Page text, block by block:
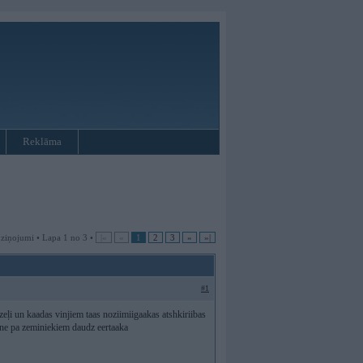
Reklāma
• Lapa 1 no 3 • |« « 1 2 3 » »|
#1
un kaadas vinjiem taas noziimiigaakas atshkiriibas
pa zeminiekiem daudz eertaaka